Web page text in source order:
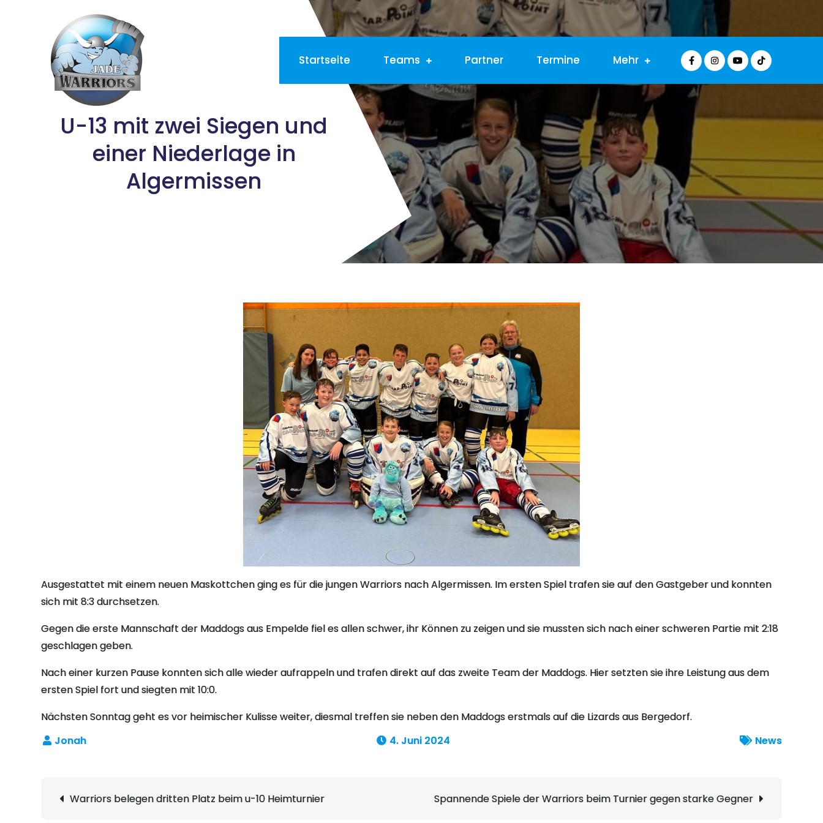
Startseite Teams Partner Termine Mehr
U-13 mit zwei Siegen und
einer Niederlage in
Algermissen
Ausgestattet mit einem neuen Maskottchen ging es für die jungen Warriors nach Algermissen. Im ersten Spiel trafen sie auf den Gastgeber und konnten
sich mit 8:3 durchsetzen.
Gegen die erste Mannschaft der Maddogs aus Empelde fiel es allen schwer, ihr Können zu zeigen und sie mussten sich nach einer schweren Partie mit 2:18
geschlagen geben.
Nach einer kurzen Pause konnten sich alle wieder aufrappeln und trafen direkt auf das zweite Team der Maddogs. Hier setzten sie ihre Leistung aus dem
ersten Spiel fort und siegten mit 10:0.
Nächsten Sonntag geht es vor heimischer Kulisse weiter, diesmal treffen sie neben den Maddogs erstmals auf die Lizards aus Bergedorf.
4. Juni 2024
News
Beitragsnavigation
Warriors belegen dritten Platz beim u-10 Heimturnier Spannende Spiele der Warriors beim Turnier gegen starke Gegner